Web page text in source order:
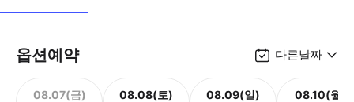
옵션예약 다른날짜
08.07(금) 08.08(토) 08.09(일) 08.10(월)